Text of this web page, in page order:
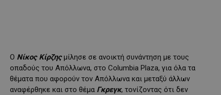
Ο Νίκος Κίρζηςμίλησε σε ανοικτή συνάντηση με τους
οπαδούς του Απόλλωνα, στο Columbia Plaza, για όλα τα
θέματα που αφορούν τον Απόλλωνα και μεταξύ άλλων
αναφέρθηκε και στο θέμα Γκρεγκ, τονίζοντας ότι δεν